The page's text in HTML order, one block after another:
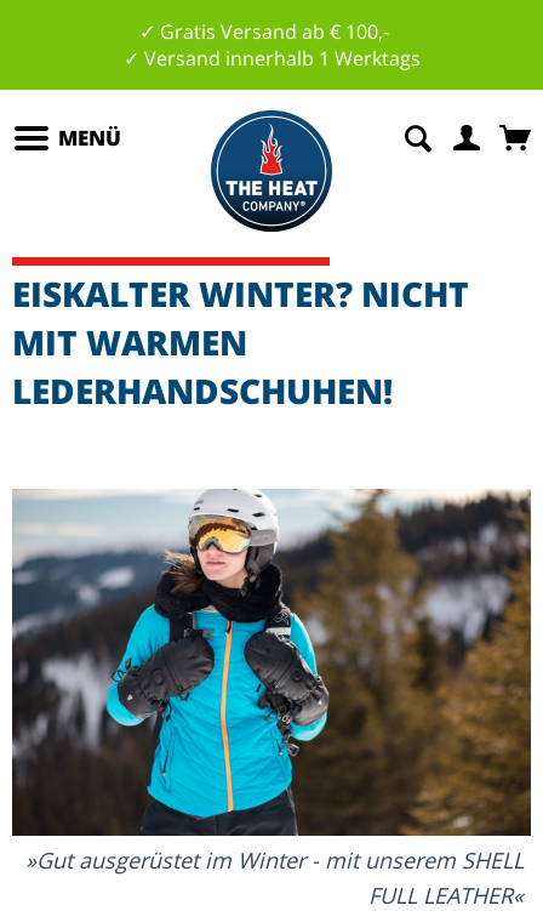
✓ Gratis Versand ab € 100,-
✓ Versand innerhalb 1 Werktags
MENÜ
EISKALTER WINTER? NICHT
MIT WARMEN
LEDERHANDSCHUHEN!
Gut ausgerüstet im Winter - mit unserem SHELL
FULL LEATHER